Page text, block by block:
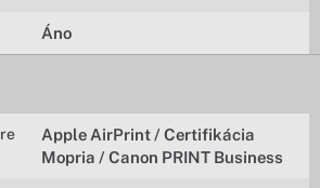
Áno
Apple AirPrint / Certifikácia
Mopria / Canon PRINT Business